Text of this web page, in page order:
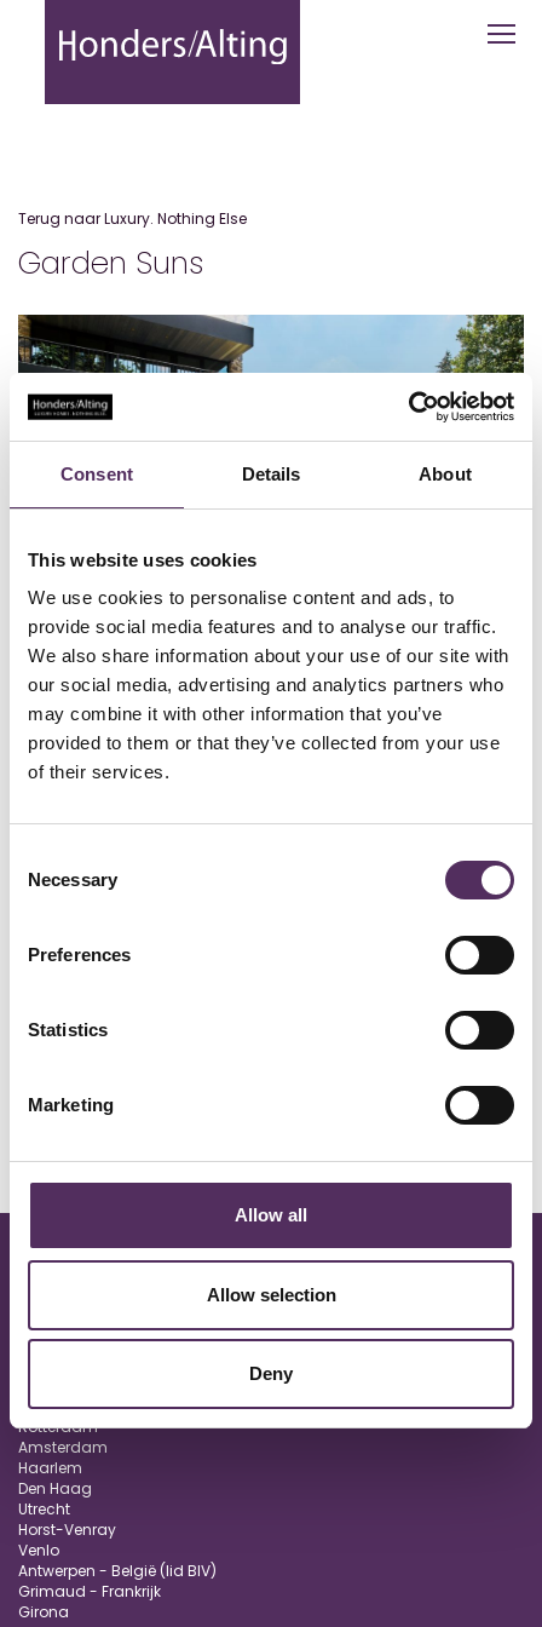
Consent Details About
This website uses cookies
We use cookies to personalise content and ads, to
provide social media features and to analyse our traffic.
We also share information about your use of our site with
our social media, advertising and analytics partners who
may combine it with other information that you’ve
provided to them or that they’ve collected from your use
of their services.
Selection
Necessary
Preferences
Statistics
Marketing
Allow all
Allow selection
Deny
Garden Suns - Honders Alting
Terug naar Luxury. Nothing Else
Garden Suns
SUNS — Nederland
Noted by Honders / Alting
SUNS Outdoor Lifestylebenadert buitenruimte als integraal
onderdeel van het interieur. Wat begon binnen de
seizoensdenken, maar een setting die het hele jaar blijft
Een merk dat zichtbaar is waar buitenleven niet losstaat van
architectuur, maar er direct uit voortkomt.
Vught
Rotterdam
Amsterdam
Haarlem
Den Haag
Utrecht
Horst-Venray
Venlo
Antwerpen - België (lid BIV)
Grimaud - Frankrijk
Girona